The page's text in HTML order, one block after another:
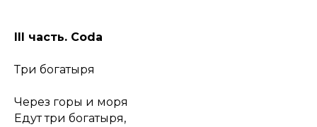
III часть. Coda
Три богатыря
Через горы и моря
Едут три богатыря,